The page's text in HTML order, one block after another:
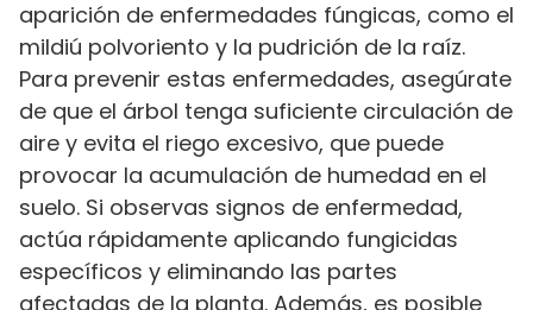
aparición de enfermedades fúngicas, como el
mildiú polvoriento y la pudrición de la raíz.
Para prevenir estas enfermedades, asegúrate
de que el árbol tenga suficiente circulación de
aire y evita el riego excesivo, que puede
provocar la acumulación de humedad en el
suelo. Si observas signos de enfermedad,
actúa rápidamente aplicando fungicidas
específicos y eliminando las partes
afectadas de la planta. Además, es posible